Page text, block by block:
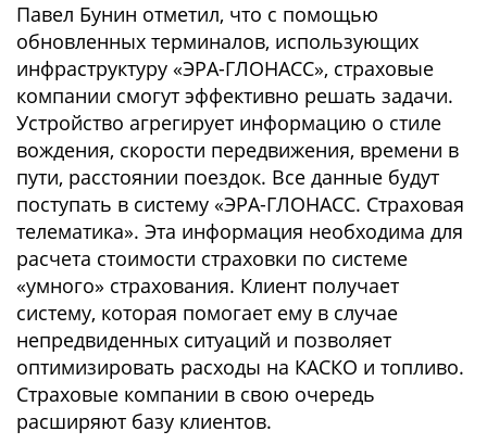
Павел Бунин отметил, что с помощью
обновленных терминалов, использующих
инфраструктуру «ЭРА-ГЛОНАСС», страховые
компании смогут эффективно решать задачи.
Устройство агрегирует информацию о стиле
вождения, скорости передвижения, времени в
пути, расстоянии поездок. Все данные будут
поступать в систему «ЭРА-ГЛОНАСС. Страховая
телематика». Эта информация необходима для
расчета стоимости страховки по системе
«умного» страхования. Клиент получает
систему, которая помогает ему в случае
непредвиденных ситуаций и позволяет
оптимизировать расходы на КАСКО и топливо.
Страховые компании в свою очередь
расширяют базу клиентов.